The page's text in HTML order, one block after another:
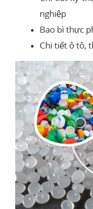
nghiệp
Bao bì thực
Chi tiết ô tô,